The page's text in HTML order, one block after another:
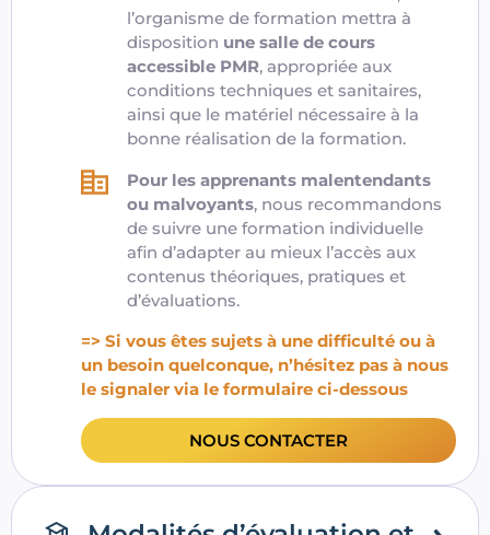
l’organisme de formation mettra à
disposition une salle de cours
accessible PMR, appropriée aux
conditions techniques et sanitaires,
ainsi que le matériel nécessaire à la
bonne réalisation de la formation.
Pour les apprenants malentendants
ou malvoyants, nous recommandons
de suivre une formation individuelle
afin d’adapter au mieux l’accès aux
contenus théoriques, pratiques et
d’évaluations.
=> Si vous êtes sujets à une difficulté ou à
un besoin quelconque, n’hésitez pas à nous
le signaler via le formulaire ci-dessous
NOUS CONTACTER